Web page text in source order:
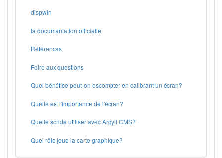
dispwin
la documentation officielle
Références
Foire aux questions
Quel bénéfice peut-on escompter en calibrant un écran?
Quelle est l'importance de l'écran?
Quelle sonde utiliser avec Argyll CMS?
Quel rôle joue la carte graphique?